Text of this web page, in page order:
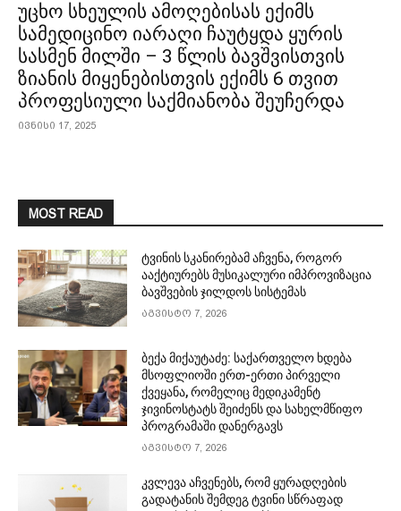
უცხო სხეულის ამოღებისას ექიმს
სამედიცინო იარაღი ჩაუტყდა ყურის
სასმენ მილში – 3 წლის ბავშვისთვის
ზიანის მიყენებისთვის ექიმს 6 თვით
პროფესიული საქმიანობა შეუჩერდა
ივნისი 17, 2025
MOST READ
ტვინის სკანირებამ აჩვენა, როგორ
ააქტიურებს მუსიკალური იმპროვიზაცია
ბავშვების ჯილდოს სისტემას
აგვისტო 7, 2026
ბექა მიქაუტაძე: საქართველო ხდება
მსოფლიოში ერთ-ერთი პირველი
ქვეყანა, რომელიც მედიკამენტ
ჯივინოსტატს შეიძენს და სახელმწიფო
პროგრამაში დანერგავს
აგვისტო 7, 2026
კვლევა აჩვენებს, რომ ყურადღების
გადატანის შემდეგ ტვინი სწრაფად